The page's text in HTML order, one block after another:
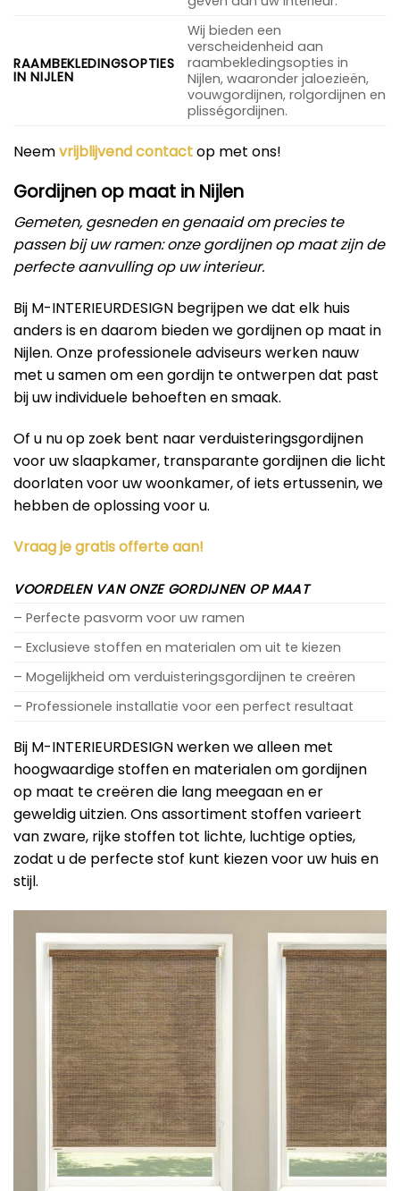
RAAMBEKLEDINGSOPTIES
IN NIJLEN
Wij bieden een
verscheidenheid aan
raambekledingsopties in
Nijlen, waaronder jaloezieën,
vouwgordijnen, rolgordijnen en
plisségordijnen.
Neemvrijblijvend contactop met ons!
Gordijnen op maat in Nijlen
Gemeten, gesneden en genaaid om precies te
passen bij uw ramen: onze gordijnen op maat zijn de
perfecte aanvulling op uw interieur.
Bij M-INTERIEURDESIGN begrijpen we dat elk huis
anders is en daarom bieden we gordijnen op maat in
Nijlen. Onze professionele adviseurs werken nauw
met u samen om een gordijn te ontwerpen dat past
bij uw individuele behoeften en smaak.
Of u nu op zoek bent naar verduisteringsgordijnen
voor uw slaapkamer, transparante gordijnen die licht
doorlaten voor uw woonkamer, of iets ertussenin, we
hebben de oplossing voor u.
Vraag je gratis offerte aan!
VOORDELEN VAN ONZE GORDIJNEN OP MAAT
– Perfecte pasvorm voor uw ramen
– Exclusieve stoffen en materialen om uit te kiezen
– Mogelijkheid om verduisteringsgordijnen te creëren
– Professionele installatie voor een perfect resultaat
Bij M-INTERIEURDESIGN werken we alleen met
hoogwaardige stoffen en materialen om gordijnen
op maat te creëren die lang meegaan en er
geweldig uitzien. Ons assortiment stoffen varieert
van zware, rijke stoffen tot lichte, luchtige opties,
zodat u de perfecte stof kunt kiezen voor uw huis en
stijl.